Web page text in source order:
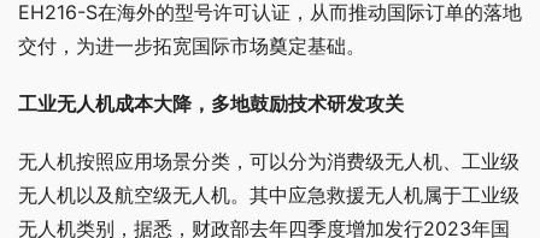
EH216-S在海外的型号许可认证，从而推动国际订单的落地
交付，为进一步拓宽国际市场奠定基础。
工业无人机成本大降，多地鼓励技术研发攻关
无人机按照应用场景分类，可以分为消费级无人机、工业级
无人机以及航空级无人机。其中应急救援无人机属于工业级
无人机类别，据悉，财政部去年四季度增加发行2023年国